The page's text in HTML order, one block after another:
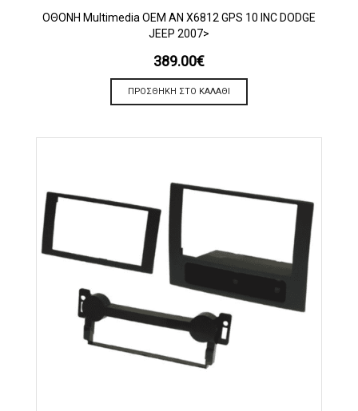
OΘΟΝΗ Multimedia OEM AN X6812 GPS 10 INC DODGE
JEEP 2007>
389.00€
ΠΡΟΣΘΉΚΗ ΣΤΟ ΚΑΛΆΘΙ